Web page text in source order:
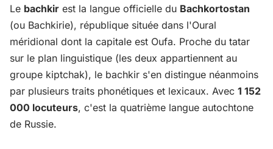
Le bachkir est la langue officielle du Bachkortostan
(ou Bachkirie), république située dans l'Oural
méridional dont la capitale est Oufa. Proche du tatar
sur le plan linguistique (les deux appartiennent au
groupe kiptchak), le bachkir s'en distingue néanmoins
par plusieurs traits phonétiques et lexicaux. Avec 1 152
000 locuteurs, c'est la quatrième langue autochtone
de Russie.